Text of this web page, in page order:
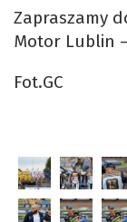
Zapraszamy
Motor Lublin
Fot.GC